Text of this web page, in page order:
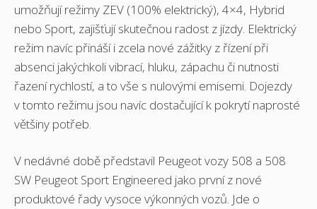
umožňují režimy ZEV (100% elektrický), 4×4, Hybrid
nebo Sport, zajišťují skutečnou radost z jízdy. Elektrický
režim navíc přináší i zcela nové zážitky z řízení při
absenci jakýchkoli vibrací, hluku, zápachu či nutnosti
řazení rychlostí, a to vše s nulovými emisemi. Dojezdy
v tomto režimu jsou navíc dostačující k pokrytí naprosté
většiny potřeb.
V nedávné době představil Peugeot vozy 508 a 508
SW Peugeot Sport Engineered jako první z nové
produktové řady vysoce výkonných vozů. Jde o